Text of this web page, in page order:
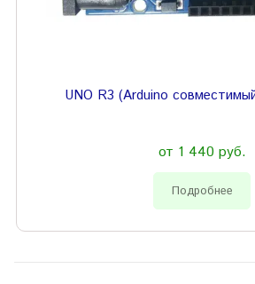
UNO R3 (Arduino
от 1 440 руб.
Подробнее